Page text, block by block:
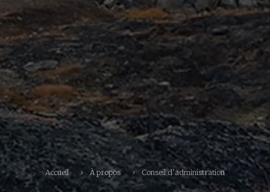
Accueil À propos Conseil d’administration